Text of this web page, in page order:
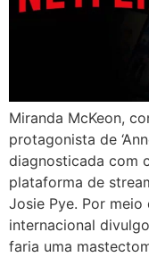
Miranda McKeon,
protagonista de
diagnosticada com
plataforma de
Josie Pye. Por meio
internacional
faria uma